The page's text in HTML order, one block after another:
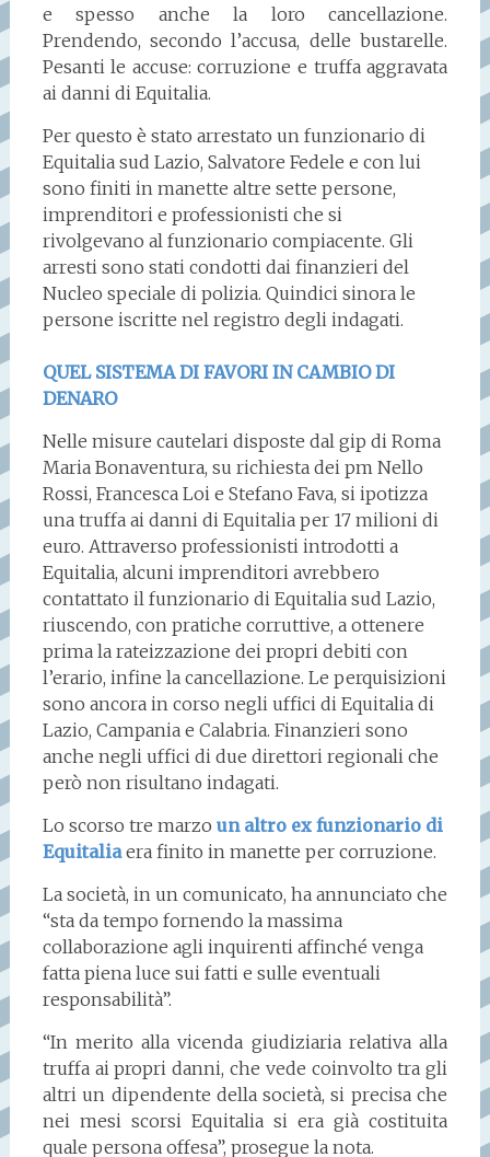
e spesso anche la loro cancellazione.
Prendendo, secondo l’accusa, delle bustarelle.
Pesanti le accuse: corruzione e truffa aggravata
ai danni di Equitalia.
Per questo è stato arrestato un funzionario di
Equitalia sud Lazio, Salvatore Fedele e con lui
sono finiti in manette altre sette persone,
imprenditori e professionisti che si
rivolgevano al funzionario compiacente. Gli
arresti sono stati condotti dai finanzieri del
Nucleo speciale di polizia. Quindici sinora le
persone iscritte nel registro degli indagati.
QUEL SISTEMA DI FAVORI IN CAMBIO DI
DENARO
Nelle misure cautelari disposte dal gip di Roma
Maria Bonaventura, su richiesta dei pm Nello
Rossi, Francesca Loi e Stefano Fava, si ipotizza
una truffa ai danni di Equitalia per 17 milioni di
euro. Attraverso professionisti introdotti a
Equitalia, alcuni imprenditori avrebbero
contattato il funzionario di Equitalia sud Lazio,
riuscendo, con pratiche corruttive, a ottenere
prima la rateizzazione dei propri debiti con
l’erario, infine la cancellazione. Le perquisizioni
sono ancora in corso negli uffici di Equitalia di
Lazio, Campania e Calabria. Finanzieri sono
anche negli uffici di due direttori regionali che
però non risultano indagati.
Lo scorso tre marzo un altro ex funzionario di
Equitaliaera finito in manette per corruzione.
La società, in un comunicato, ha annunciato che
“sta da tempo fornendo la massima
collaborazione agli inquirenti affinché venga
fatta piena luce sui fatti e sulle eventuali
responsabilità”.
“In merito alla vicenda giudiziaria relativa alla
truffa ai propri danni, che vede coinvolto tra gli
altri un dipendente della società, si precisa che
nei mesi scorsi Equitalia si era già costituita
quale persona offesa”, prosegue la nota.